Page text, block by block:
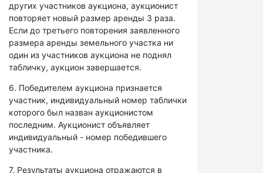
других участников аукциона, аукционист
повторяет новый размер аренды 3 раза.
Если до третьего повторения заявленного
размера аренды земельного участка ни
один из участников аукциона не поднял
табличку, аукцион завершается.
6. Победителем аукциона признается
участник, индивидуальный номер таблички
которого был назван аукционистом
последним. Аукционист объявляет
индивидуальный - номер победившего
участника.
7. Результаты аукциона отражаются в